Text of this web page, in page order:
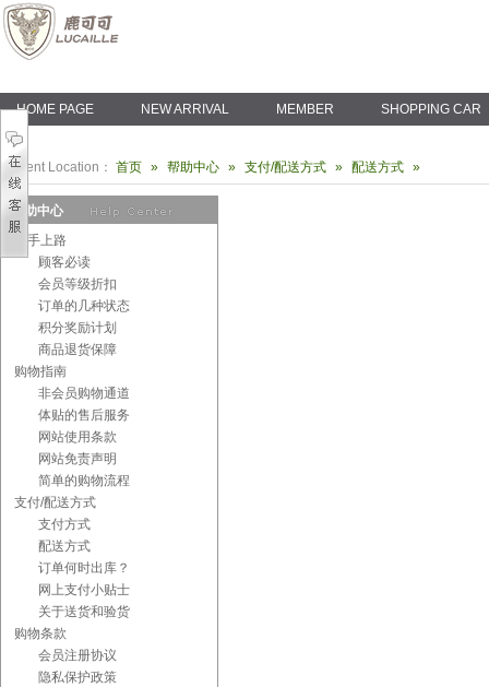
HOME PAGE NEW ARRIVAL MEMBER SHOPPING CAR
Current Location： 首页 » 帮助中心 » 支付/配送方式 » 配送方式 »
帮助中心
新手上路
顾客必读
会员等级折扣
订单的几种状态
积分奖励计划
商品退货保障
购物指南
非会员购物通道
体贴的售后服务
网站使用条款
网站免责声明
简单的购物流程
支付/配送方式
支付方式
配送方式
订单何时出库？
网上支付小贴士
关于送货和验货
购物条款
会员注册协议
隐私保护政策